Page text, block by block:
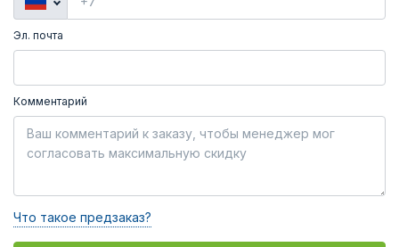
Эл. почта
Комментарий
Что такое предзаказ?